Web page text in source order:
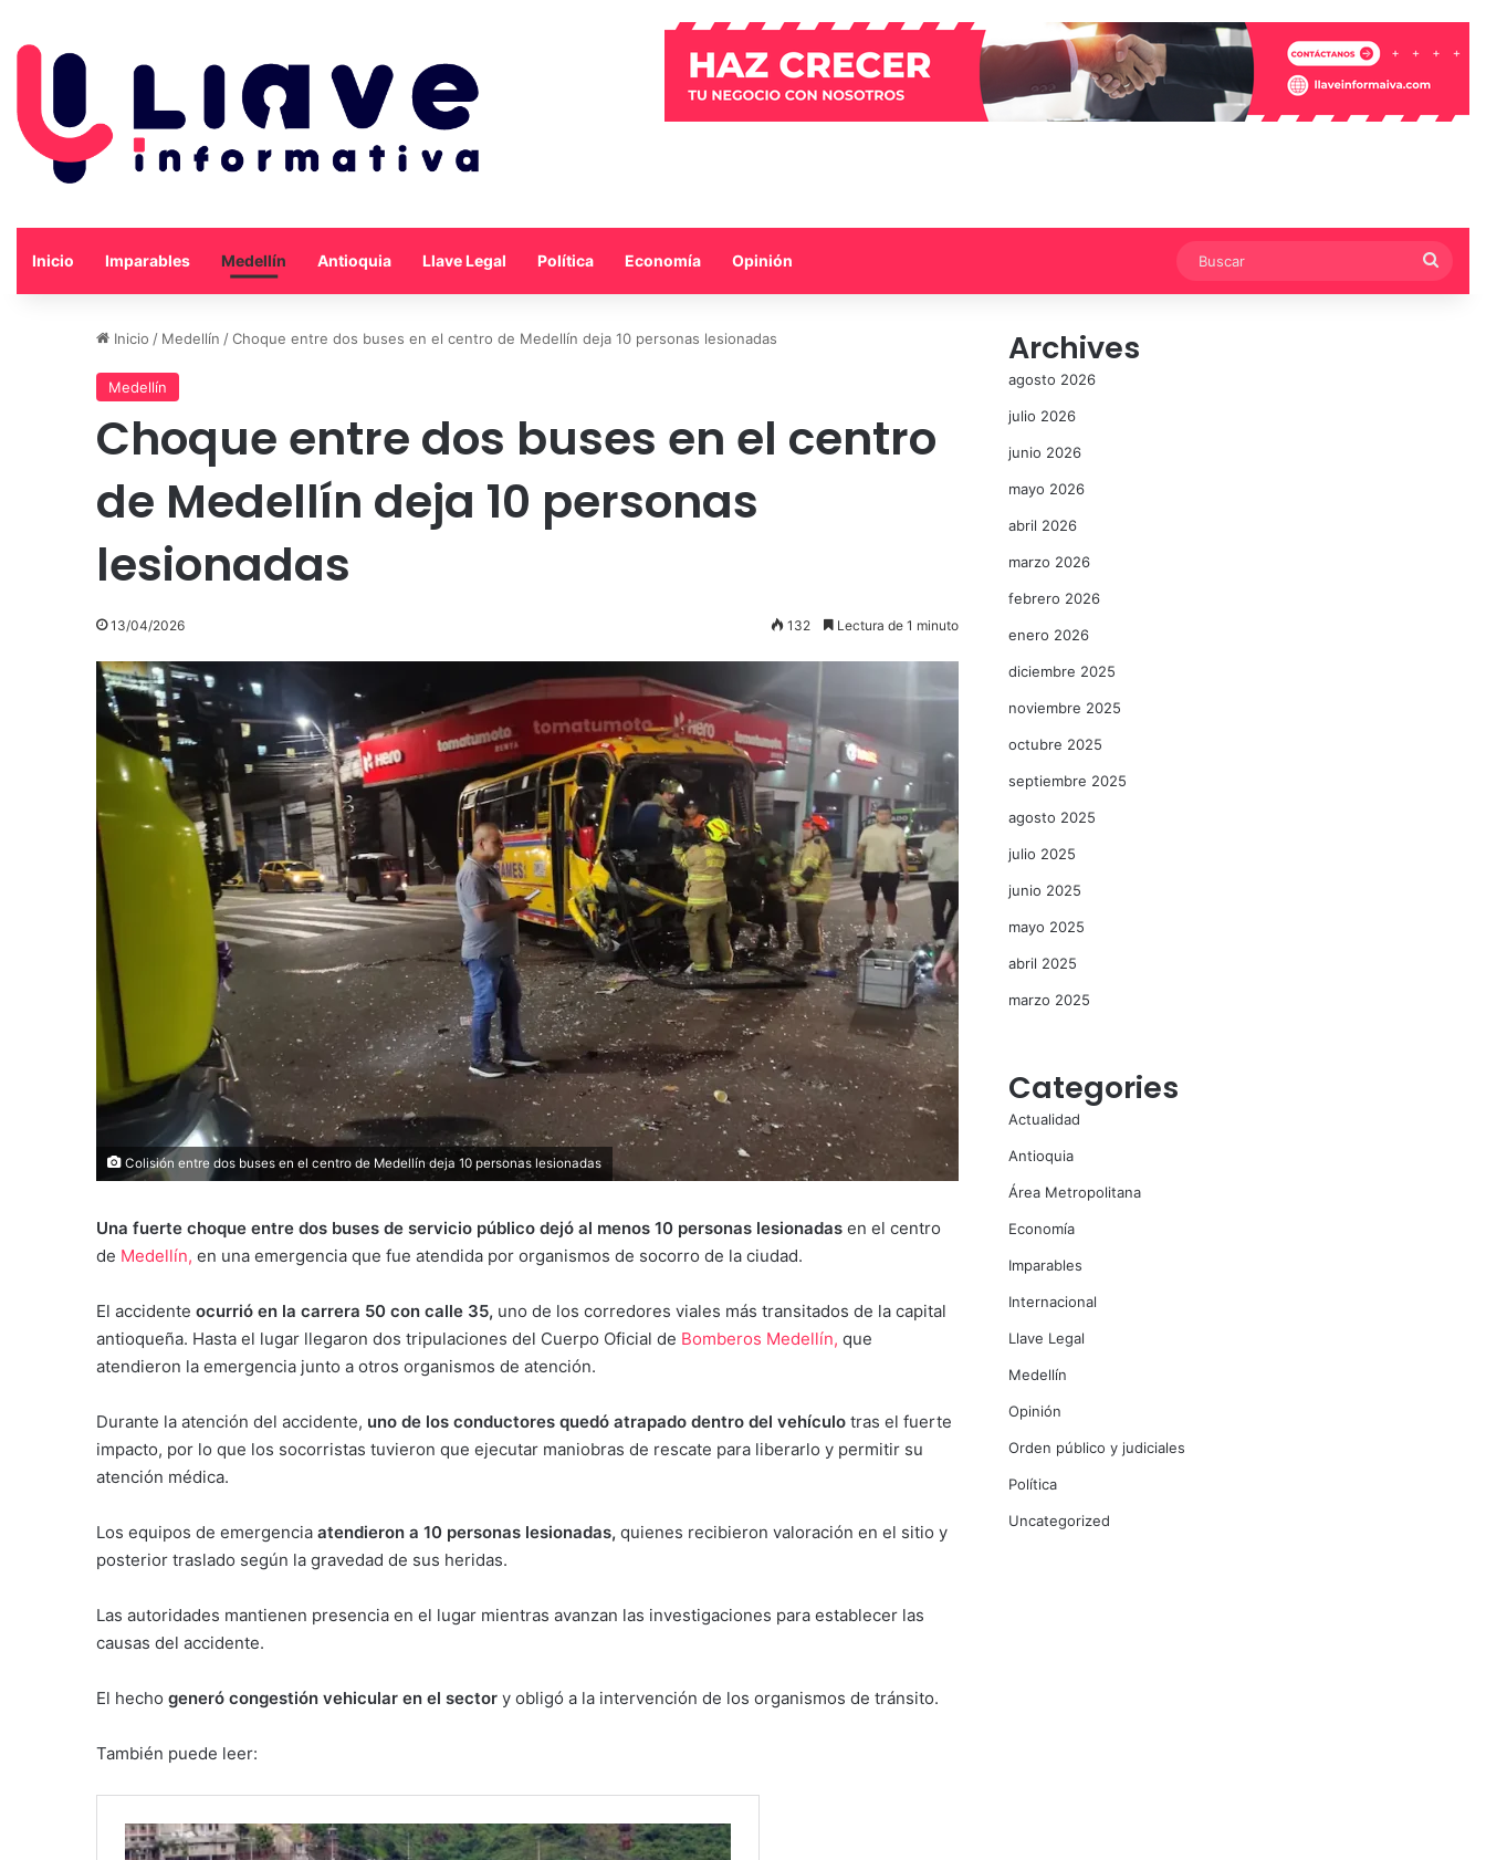
Inicio Imparables Medellín Antioquia Llave Legal Política Economía Opinión
Inicio / Medellín /Choque entre dos buses en el centro de Medellín deja 10 personas lesionadas
Medellín
Choque entre dos buses en el centro
de Medellín deja 10 personas
lesionadas
13/04/2026 132 Lectura de 1 minuto
Colisión entre dos buses en el centro de Medellín deja 10 personas lesionadas
Una fuerte choque entre dos buses de servicio público dejó al menos 10 personas lesionadas en el centro
de Medellín, en una emergencia que fue atendida por organismos de socorro de la ciudad.
El accidente ocurrió en la carrera 50 con calle 35, uno de los corredores viales más transitados de la capital
antioqueña. Hasta el lugar llegaron dos tripulaciones del Cuerpo Oficial de Bomberos Medellín, que
atendieron la emergencia junto a otros organismos de atención.
Durante la atención del accidente, uno de los conductores quedó atrapado dentro del vehículo tras el fuerte
impacto, por lo que los socorristas tuvieron que ejecutar maniobras de rescate para liberarlo y permitir su
atención médica.
Los equipos de emergencia atendieron a 10 personas lesionadas, quienes recibieron valoración en el sitio y
posterior traslado según la gravedad de sus heridas.
Las autoridades mantienen presencia en el lugar mientras avanzan las investigaciones para establecer las
causas del accidente.
El hecho generó congestión vehicular en el sector y obligó a la intervención de los organismos de tránsito.
También puede leer:
Archives
agosto 2026
julio 2026
junio 2026
mayo 2026
abril 2026
marzo 2026
febrero 2026
enero 2026
diciembre 2025
noviembre 2025
octubre 2025
septiembre 2025
agosto 2025
julio 2025
junio 2025
mayo 2025
abril 2025
marzo 2025
Categories
Actualidad
Antioquia
Área Metropolitana
Economía
Imparables
Internacional
Llave Legal
Medellín
Opinión
Orden público y judiciales
Política
Uncategorized